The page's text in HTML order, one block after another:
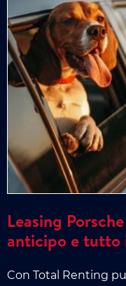
Leasing
anticipo e tutto
Con Total Renting